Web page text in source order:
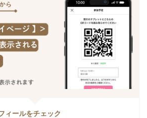
ィールをチェック